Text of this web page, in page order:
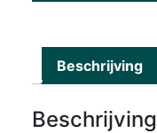
Beschrijving
Beschrijving